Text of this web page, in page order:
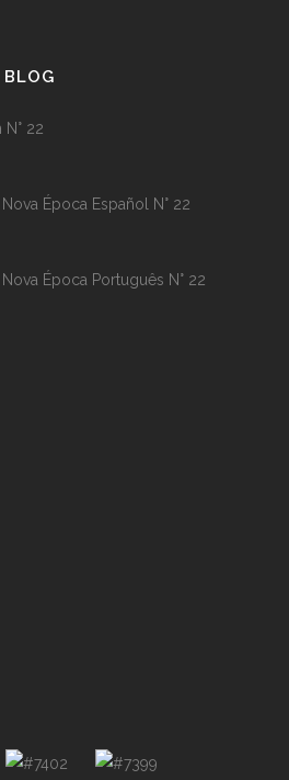
22
Época Español N° 22
Época Português N° 22